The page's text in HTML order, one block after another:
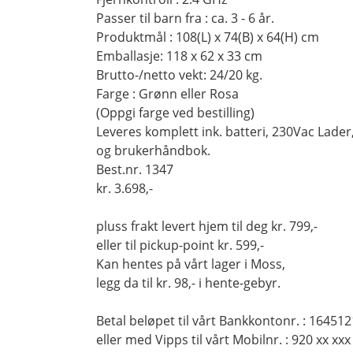
Passer til barn fra : ca. 3 - 6 år.
Produktmål : 108(L) x 74(B) x 64(H) cm
Emballasje: 118 x 62 x 33 cm
Brutto-/netto vekt: 24/20 kg.
Farge : Grønn eller Rosa
(Oppgi farge ved bestilling)
Leveres komplett ink. batteri, 230Vac Lader,
og brukerhåndbok.
Best.nr. 1347
kr. 3.698,-
pluss frakt levert hjem til deg kr. 799,-
eller til pickup-point kr. 599,-
Kan hentes på vårt lager i Moss,
legg da til kr. 98,- i hente-gebyr.
Betal beløpet til vårt Bankkontonr. :
eller med Vipps til vårt Mobilnr. : 920 xx xxx